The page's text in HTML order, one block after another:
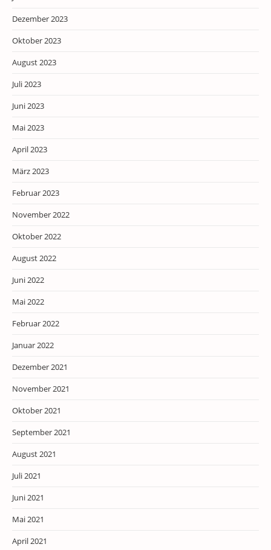
Dezember 2023
Oktober 2023
August 2023
Juli 2023
Juni 2023
Mai 2023
April 2023
März 2023
Februar 2023
November 2022
Oktober 2022
August 2022
Juni 2022
Mai 2022
Februar 2022
Januar 2022
Dezember 2021
November 2021
Oktober 2021
September 2021
August 2021
Juli 2021
Juni 2021
Mai 2021
April 2021